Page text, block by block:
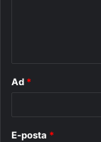
Ad *
E-posta *